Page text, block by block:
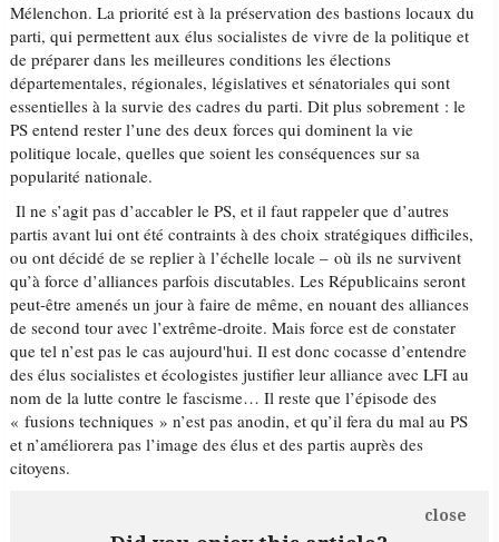
Mélenchon. La priorité est à la préservation des bastions locaux du
parti, qui permettent aux élus socialistes de vivre de la politique et
de préparer dans les meilleures conditions les élections
départementales, régionales, législatives et sénatoriales qui sont
essentielles à la survie des cadres du parti. Dit plus sobrement : le
PS entend rester l’une des deux forces qui dominent la vie
politique locale, quelles que soient les conséquences sur sa
popularité nationale.
Il ne s’agit pas d’accabler le PS, et il faut rappeler que d’autres
partis avant lui ont été contraints à des choix stratégiques difficiles,
ou ont décidé de se replier à l’échelle locale – où ils ne survivent
qu’à force d’alliances parfois discutables. Les Républicains seront
peut-être amenés un jour à faire de même, en nouant des alliances
de second tour avec l’extrême-droite. Mais force est de constater
que tel n’est pas le cas aujourd'hui. Il est donc cocasse d’entendre
des élus socialistes et écologistes justifier leur alliance avec LFI au
nom de la lutte contre le fascisme… Il reste que l’épisode des
« fusions techniques » n’est pas anodin, et qu’il fera du mal au PS
et n’améliorera pas l’image des élus et des partis auprès des
citoyens.
close